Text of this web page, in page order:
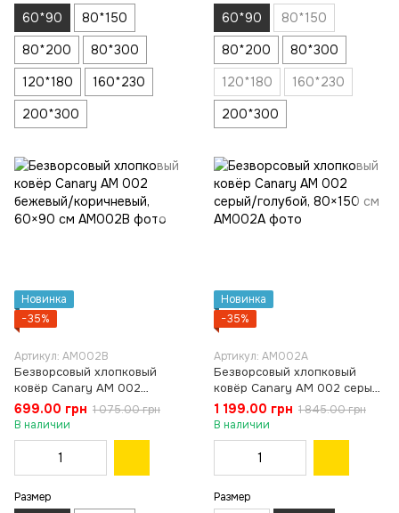
60*90
80*150
80*200
80*300
120*180
160*230
200*300
60*90
80*150
80*200
80*300
120*180
160*230
200*300
Новинка
−35%
Артикул: AM002B
Безворсовый хлопковый
ковёр Canary AM 002
бежевый/коричневый, 60×90
см
699.00 грн 1 075.00 грн
В наличии
Размер
Новинка
−35%
Артикул: AM002A
Безворсовый хлопковый
ковёр Canary AM 002 серый/
голубой, 80×150 см
1 199.00 грн 1 845.00 грн
В наличии
Размер